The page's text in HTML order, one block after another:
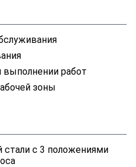
выполнении работ
зоны
с 3 положениями